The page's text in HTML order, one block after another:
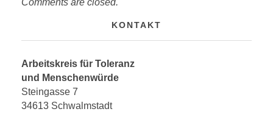
KONTAKT
Arbeitskreis für Toleranz
und Menschenwürde
Steingasse 7
34613 Schwalmstadt